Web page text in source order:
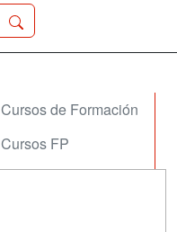
Cursos de Formación
Cursos FP